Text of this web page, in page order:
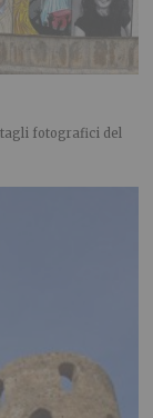
fotografici del